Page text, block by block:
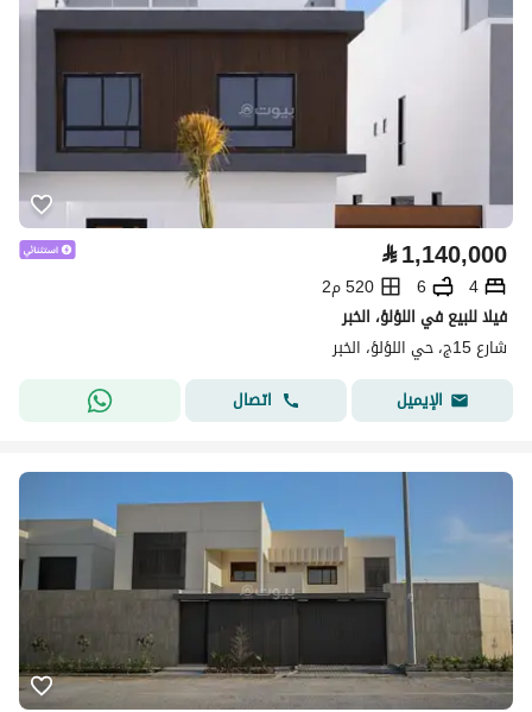
⃁1,140,000
4
6
520 م2
فيلا للبيع في اللؤلؤ، الخبر
شارع 15ج، حي اللؤلؤ، الخبر
الإيميل
اتصال